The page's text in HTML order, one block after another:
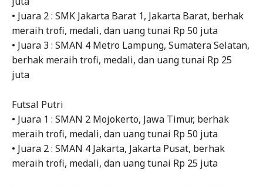
• Juara 2 : SMK Jakarta Barat 1, Jakarta Barat, berhak
meraih trofi, medali, dan uang tunai Rp 50 juta
• Juara 3 : SMAN 4 Metro Lampung, Sumatera Selatan,
berhak meraih trofi, medali, dan uang tunai Rp 25
juta
Futsal Putri
• Juara 1 : SMAN 2 Mojokerto, Jawa Timur, berhak
meraih trofi, medali, dan uang tunai Rp 50 juta
• Juara 2 : SMAN 4 Jakarta, Jakarta Pusat, berhak
meraih trofi, medali, dan uang tunai Rp 25 juta